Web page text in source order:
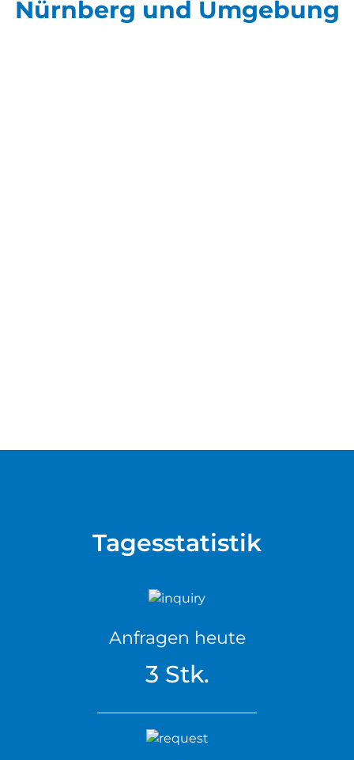
Nürnberg und Umgebung
Tagesstatistik
Anfragen heute
3 Stk.